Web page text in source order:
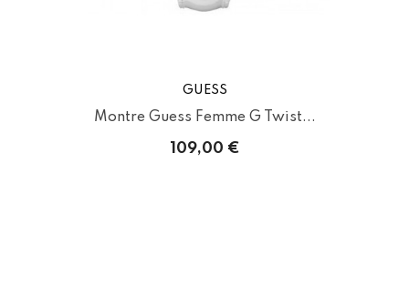
GUESS
Montre Guess Femme G Twist...
109,00 €